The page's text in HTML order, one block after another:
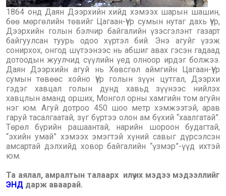
1864 онд Даян Дээрхийн хийд хэмээх шарын шашин,
бөө мөргөлийн төвийг Цагаан-Үүр сумын нутаг дахь Үүр,
Дээрхийн голын бэлчир байгалийн үзэсгэлэнт газарт
байгуулсан туурь одоо хүртэл бий. Энэ агуйг үзэж
сонирхох, онгод шүтээнээс нь абшиг авах гэсэн гадаад
дотоодын жуулчид сүүлийн үед олноор ирдэг болжээ.
Даян Дээрхийн агуй нь Хөвсгөл аймгийн Цагаан-Үүр
сумын төвөөс хойно Үүр голын зүүн цутгал, Дээрхи
гэдэг хавцал голын дунд хавьд зүүнээс нийлэх
хавцлын аманд орших, Монгол орны хамгийн том агуйн
нэг юм. Агуй дотроо 450 шоо метр хэмжээтэй, арав
гаруй тасалгаатай, зүг бүртээ олон ам бүхий “хаалгатай”.
Төрөл бүрийн рашаантай, нарийн шороон будагтай,
“эхийн умай” хэмээх эмэгтэй хүний савыг дүрсэлсэн
амсартай дэлхийд ховор байгалийн “үзмэр”-үүд ихтэй
юм.
Та аялал, амралтын талаарх илүү их мэдээ мэдээллийг
ЭНД дарж аваарай.